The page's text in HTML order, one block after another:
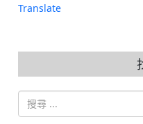
Translate
搜索